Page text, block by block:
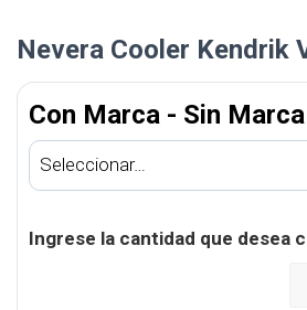
Nevera Cooler Kendrik
Con Marca - Sin Marca
Ingrese la cantidad que desea